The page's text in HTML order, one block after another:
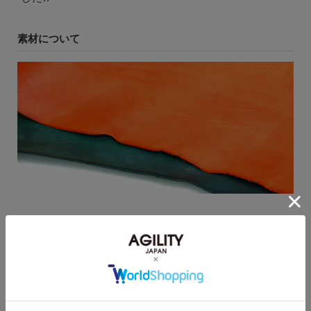
素材について
磨けば磨くほど美しくエイジングする、宝石のよ